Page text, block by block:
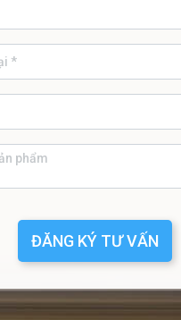
ĐĂNG KÝ TƯ VẤN